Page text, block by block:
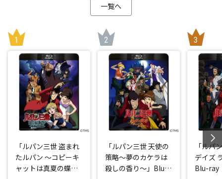
一覧へ
「ルパン三世 盗まれ
たルパン ～コピーキ
ャットは真夏の蝶
「ルパン三世 天使の
策略～夢のカケラは
殺しの香り～」Blu-r
「ルパ
デイズ
Blu-ray